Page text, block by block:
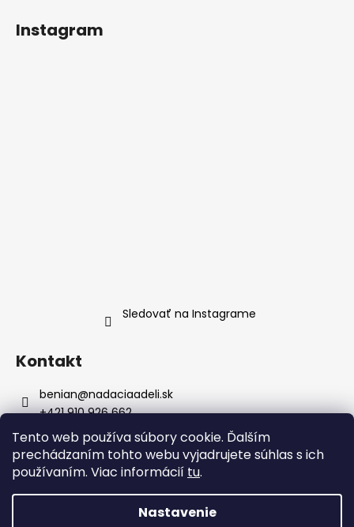
Tento web používa súbory cookie. Ďalším
prechádzaním tohto webu vyjadrujete súhlas s ich
používaním. Viac informácií tu.
Nastavenie
Instagram
Sledovať na Instagrame
Kontakt
benian@nadaciaadeli.sk
+421 910 926 662
bigheartapple
big_heart_apple
bigheartapple